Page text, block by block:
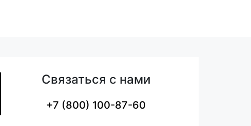
Связаться с нами
+7 (800) 100-87-60